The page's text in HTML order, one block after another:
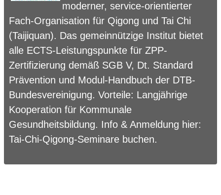
moderner, service-orientierter
Fach-Organisation für Qigong und Tai Chi
(Taijiquan). Das gemeinnützige Institut bietet
alle ECTS-Leistungspunkte für ZPP-
Zertifizierung demäß SGB V, Dt. Standard
Prävention und Modul-Handbuch der DTB-
Bundesvereinigung. Vorteile: Langjährige
Kooperation für Kommunale
Gesundheitsbildung. Info & Anmeldung hier:
Tai-Chi-Qigong-Seminare buchen.